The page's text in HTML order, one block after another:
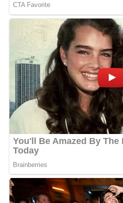
Chaque apparition
confirme son attachement au
gabonais. Son style, à la fois
moderne, incarne une
raffinée.